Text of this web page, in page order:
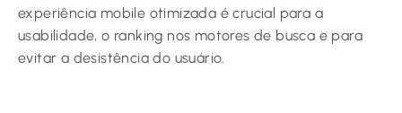
experiência mobile otimizada é crucial para a
usabilidade, o ranking nos motores de busca e para
evitar a desistência do usuário.